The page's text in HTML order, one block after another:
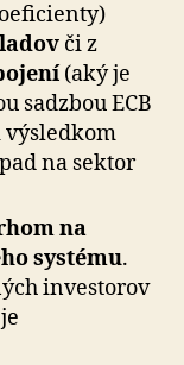
či z
(aký je
sadzbou ECB
výsledkom
na sektor
na
systému.
investorov